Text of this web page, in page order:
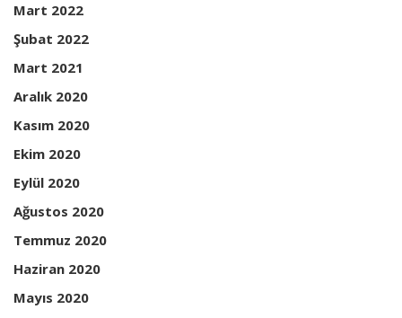
Mart 2022
Şubat 2022
Mart 2021
Aralık 2020
Kasım 2020
Ekim 2020
Eylül 2020
Ağustos 2020
Temmuz 2020
Haziran 2020
Mayıs 2020